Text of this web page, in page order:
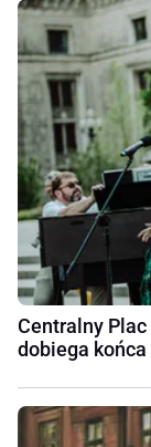
Centralny
dobiega końca